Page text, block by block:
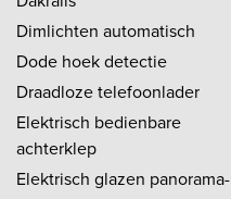
Dimlichten automatisch
Dode hoek detectie
Draadloze telefoonlader
Elektrisch bedienbare
achterklep
Elektrisch glazen panorama-